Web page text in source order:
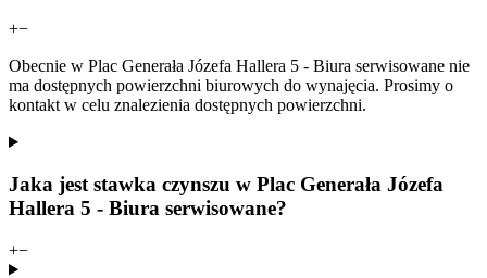
+−
Obecnie w Plac Generała Józefa Hallera 5 - Biura serwisowane nie
ma dostępnych powierzchni biurowych do wynajęcia. Prosimy o
kontakt w celu znalezienia dostępnych powierzchni.
Jaka jest stawka czynszu w Plac Generała Józefa
Hallera 5 - Biura serwisowane?
+−